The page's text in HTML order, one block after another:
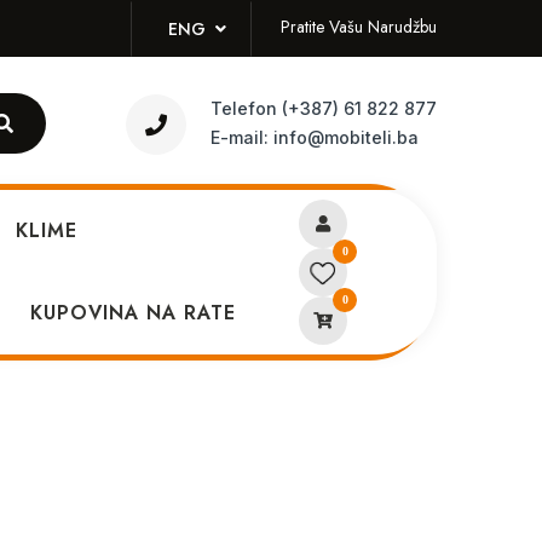
ENG Pratite Vašu Narudžbu
Telefon (+387) 61 822 877
E-mail: info@mobiteli.ba
KLIME
KUPOVINA NA RATE
0
0
iPhone 12 Pink